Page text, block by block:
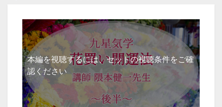
本編を視聴するには、セットの視聴条件をご確
認ください